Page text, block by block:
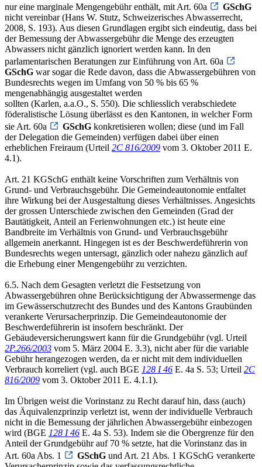
nur eine marginale Mengengebühr enthält, mit Art. 60a
GSchG
nicht vereinbar (Hans W. Stutz, Schweizerisches Abwasserrecht,
2008, S. 193). Aus diesen Grundlagen ergibt sich eindeutig, dass bei
der Bemessung der Abwassergebühr die Menge des erzeugten
Abwassers nicht gänzlich ignoriert werden kann. In den
parlamentarischen Beratungen zur Einführung von Art. 60a
GSchG war sogar die Rede davon, dass die Abwassergebühren von
Bundesrechts wegen im Umfang von 50 % bis 65 %
mengenabhängig ausgestaltet werden
sollten (Karlen, a.a.O., S. 550). Die schliesslich verabschiedete
föderalistische Lösung überlässt es den Kantonen, in welcher Form
sie Art. 60a
GSchG konkretisieren wollen; diese (und im Fall
der Delegation die Gemeinden) verfügen dabei über einen
erheblichen Freiraum (Urteil 2C 816/2009 vom 3. Oktober 2011 E.
4.1).
Art. 21 KGSchG enthält keine Vorschriften zum Verhältnis von
Grund- und Verbrauchsgebühr. Die Gemeindeautonomie entfaltet
ihre Wirkung bei der Ausgestaltung dieses Verhältnisses. Angesichts
der grossen Unterschiede zwischen den Gemeinden (Grad der
Bautätigkeit, Anteil an Ferienwohnungen etc.) ist heute eine
Bandbreite im Verhältnis von Grund- und Verbrauchsgebühr
allgemein anerkannt. Hingegen ist es der Beschwerdeführerin von
Bundesrechts wegen untersagt, gänzlich oder nahezu gänzlich auf
die Erhebung einer Mengengebühr zu verzichten.
6.5. Nach dem Gesagten verletzt die Festsetzung von
Abwassergebühren ohne Berücksichtigung der Abwassermenge das
im Gewässerschutzrecht des Bundes und des Kantons Graubünden
verankerte Verursacherprinzip. Die Gemeindeautonomie der
Beschwerdeführerin ist insofern beschränkt. Der
Gebäudeversicherungswert kann für die Grundgebühr (vgl. Urteil
2P.266/2003 vom 5. März 2004 E. 3.3), nicht aber für die variable
Gebühr herangezogen werden, da er nicht mit dem individuellen
Verbrauch korreliert (vgl. auch BGE 128 I 46 E. 4a S. 53; Urteil 2C
816/2009 vom 3. Oktober 2011 E. 4.1.1).
Im Übrigen weist die Vorinstanz zu Recht darauf hin, dass (auch)
das Äquivalenzprinzip verletzt ist, wenn der individuelle Verbrauch
nicht in die Bemessung der jährlichen Abwassergebühr einbezogen
wird (BGE 128 I 46 E. 4a S. 53). Indem sie die Obergrenze für den
Anteil der Grundgebühr auf 70 % setzte, hat die Vorinstanz das in
Art. 60a Abs. 1
GSchG und Art. 21 Abs. 1 KGSchG verankerte